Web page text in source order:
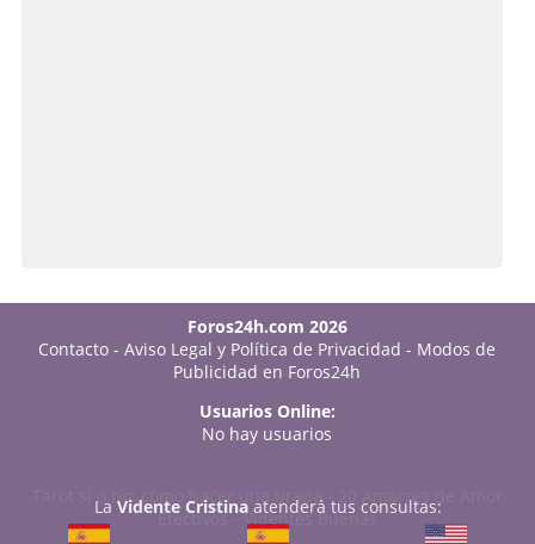
Foros24h.com 2026
Contacto -Aviso Legal y Política de Privacidad - Modos de
Publicidad en Foros24h
Usuarios Online:
No hay usuarios
Tarot sí o no: cómo hacer una tirada-
20 Amarres de Amor
Efectivos-Videntes Buenas
La Vidente Cristinaatenderá tus consultas: